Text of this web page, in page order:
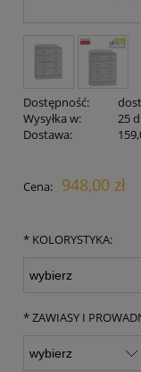
Dostępność:
Wysyłka w:
25
Dostawa:
Cena nie
Cena: 948,00 zł
* KOLORYSTYKA:
*ZAWIASY I